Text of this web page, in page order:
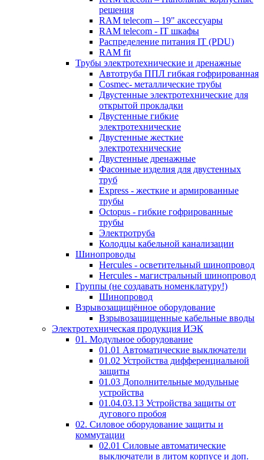
решения
RAM telecom – 19" аксессуары
RAM telecom - IT шкафы
Распределение питания IT (PDU)
RAM fit
Трубы электротехнические и дренажные
Автотруба ППЛ гибкая гофрированная
Cosmec- металлические трубы
Двустенные электротехнические для
открытой прокладки
Двустенные гибкие
электротехнические
Двустенные жесткие
электротехнические
Двустенные дренажные
Фасонные изделия для двустенных
труб
Express - жесткие и армированные
трубы
Octopus - гибкие гофрированные
трубы
Электротруба
Колодцы кабельной канализации
Шинопроводы
Hercules - осветительный шинопровод
Hercules - магистральный шинопровод
Группы (не создавать номенклатуру!)
Шинопровод
Взрывозащищённое оборудование
Взрывозащищенные кабельные вводы
Электротехническая продукция ИЭК
01. Модульное оборудование
01.01 Автоматические выключатели
01.02 Устройства дифференциальной
защиты
01.03 Дополнительные модульные
устройства
01.04.03.13 Устройства защиты от
дугового пробоя
02. Силовое оборудование защиты и
коммутации
02.01 Силовые автоматические
выключатели в литом корпусе и доп.